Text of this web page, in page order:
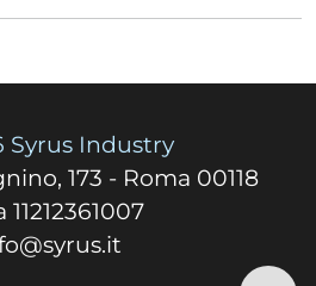
Syrus Industry
173 - Roma 00118
11212361007